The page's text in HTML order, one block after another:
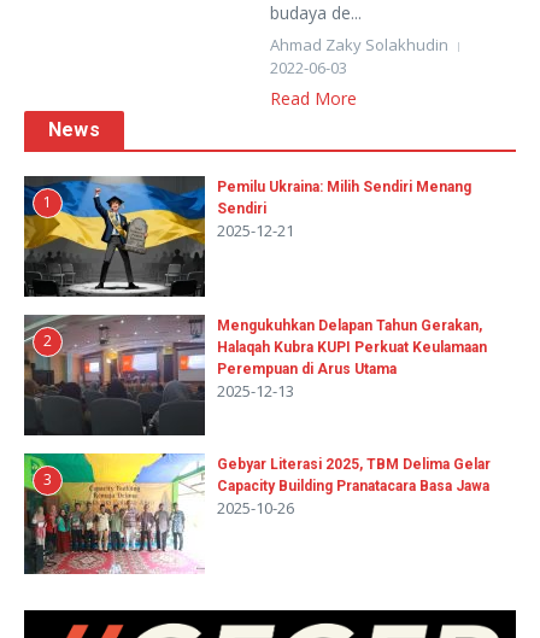
budaya de...
Ahmad Zaky Solakhudin
2022-06-03
Read More
News
1
Pemilu Ukraina: Milih Sendiri Menang
Sendiri
2025-12-21
2
Mengukuhkan Delapan Tahun Gerakan,
Halaqah Kubra KUPI Perkuat Keulamaan
Perempuan di Arus Utama
2025-12-13
3
Gebyar Literasi 2025, TBM Delima Gelar
Capacity Building Pranatacara Basa Jawa
2025-10-26